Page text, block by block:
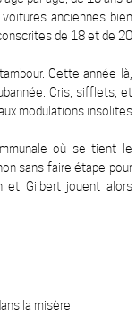
anciennes bien
de 18 et de 20
Cette année là,
Cris, sifflets, et
modulations insolites
où se tient le
sans faire étape pour
et Gilbert jouent alors
la misère